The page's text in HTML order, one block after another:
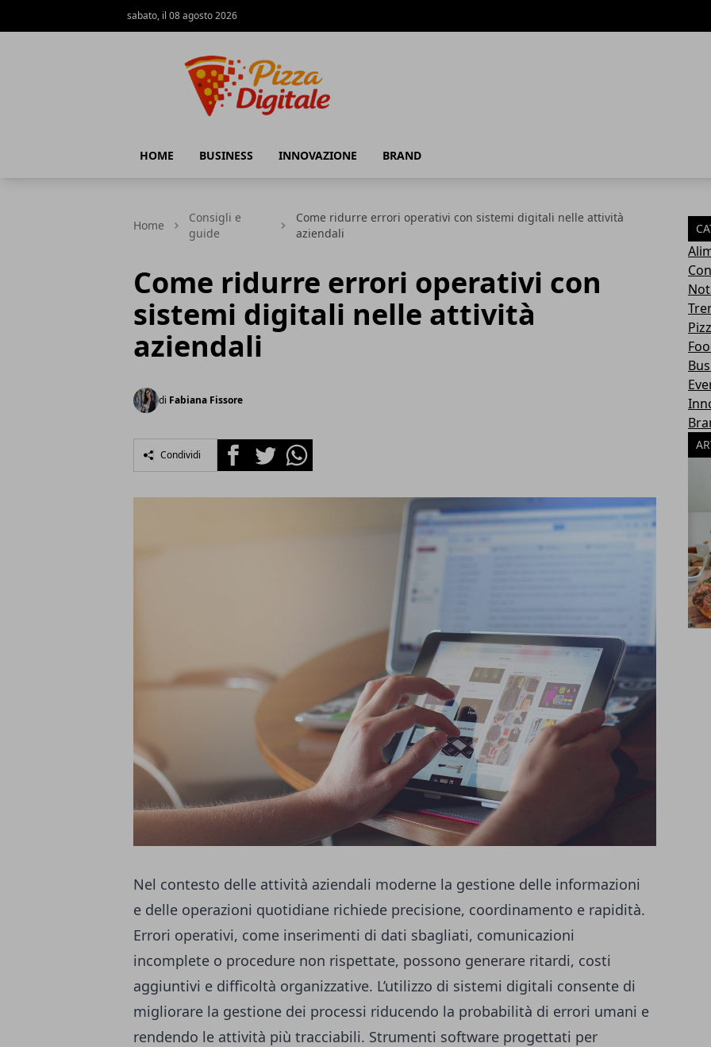
sabato, il 08 agosto 2026
HOME BUSINESS INNOVAZIONE BRAND
Home
Consigli e
guide
Come ridurre errori operativi con sistemi digitali nelle attività
aziendali
Come ridurre errori operativi con
sistemi digitali nelle attività
aziendali
di Fabiana Fissore
Condividi FacebookTwitterWhatsapp
Nel contesto delle attività aziendali moderne la gestione delle informazioni
e delle operazioni quotidiane richiede precisione, coordinamento e rapidità.
Errori operativi, come inserimenti di dati sbagliati, comunicazioni
incomplete o procedure non rispettate, possono generare ritardi, costi
aggiuntivi e difficoltà organizzative. L’utilizzo di sistemi digitali consente di
migliorare la gestione dei processi riducendo la probabilità di errori umani e
rendendo le attività più tracciabili. Strumenti software progettati per